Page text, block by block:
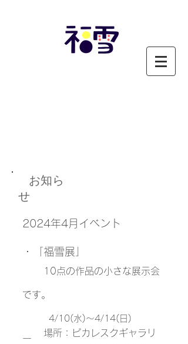
お知ら
せ
2024年4月イベント
・「福雪展」
10点の作品の小さな展示会
です。
4/10(水)～4/14(日)
場所：ピカレスクギャラリ
ー